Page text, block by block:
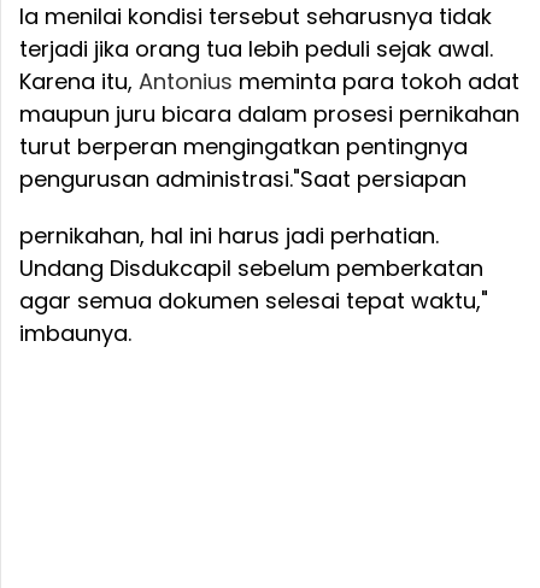
Ia menilai kondisi tersebut seharusnya tidak
terjadi jika orang tua lebih peduli sejak awal.
Karena itu, Antonius meminta para tokoh adat
maupun juru bicara dalam prosesi pernikahan
turut berperan mengingatkan pentingnya
pengurusan administrasi."Saat persiapan
pernikahan, hal ini harus jadi perhatian.
Undang Disdukcapil sebelum pemberkatan
agar semua dokumen selesai tepat waktu,"
imbaunya.